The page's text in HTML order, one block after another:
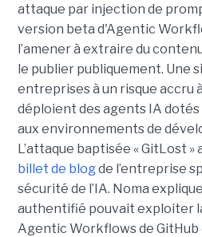
attaque par injection de
version beta d'Agentic
l’amener à extraire du
le publier publiquement. Une
entreprises à un risque accru
déploient des agents IA dotés
aux environnements de
L’attaque baptisée « GitLost
billet de blogde l’entreprise
sécurité de l’IA. Noma
authentifié pouvait exploiter
Agentic Workflows de